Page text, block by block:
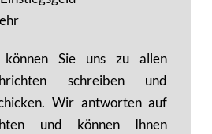
können Sie uns zu allen
schreiben und
Wir antworten auf
und können Ihnen